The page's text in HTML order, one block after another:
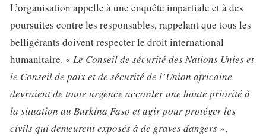
L’organisation appelle à une enquête impartiale et à des
poursuites contre les responsables, rappelant que tous les
belligérants doivent respecter le droit international
humanitaire. « Le Conseil de sécurité des Nations Unies et
le Conseil de paix et de sécurité de l’Union africaine
devraient de toute urgence accorder une haute priorité à
la situation au Burkina Faso et agir pour protéger les
civils qui demeurent exposés à de graves dangers »,